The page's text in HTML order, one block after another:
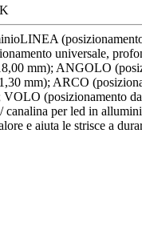
LINEA
universale,
mm); ANGOLO
mm); ARCO
(posizionamento
per led in
e aiuta le strisce a